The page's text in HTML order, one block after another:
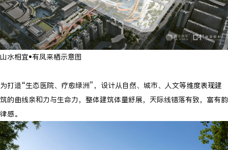
山水相宜•有凤来栖示意图
为打造“生态医院、疗愈绿洲”，设计从自然、城市、人文等维度表现建
筑的曲线亲和力与生命力，整体建筑体量舒展，天际线错落有致，富有韵
律感。